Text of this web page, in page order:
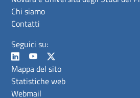
Chi siamo
Contatti
Seguici su:
Mappa del sito
Statistiche web
Webmail